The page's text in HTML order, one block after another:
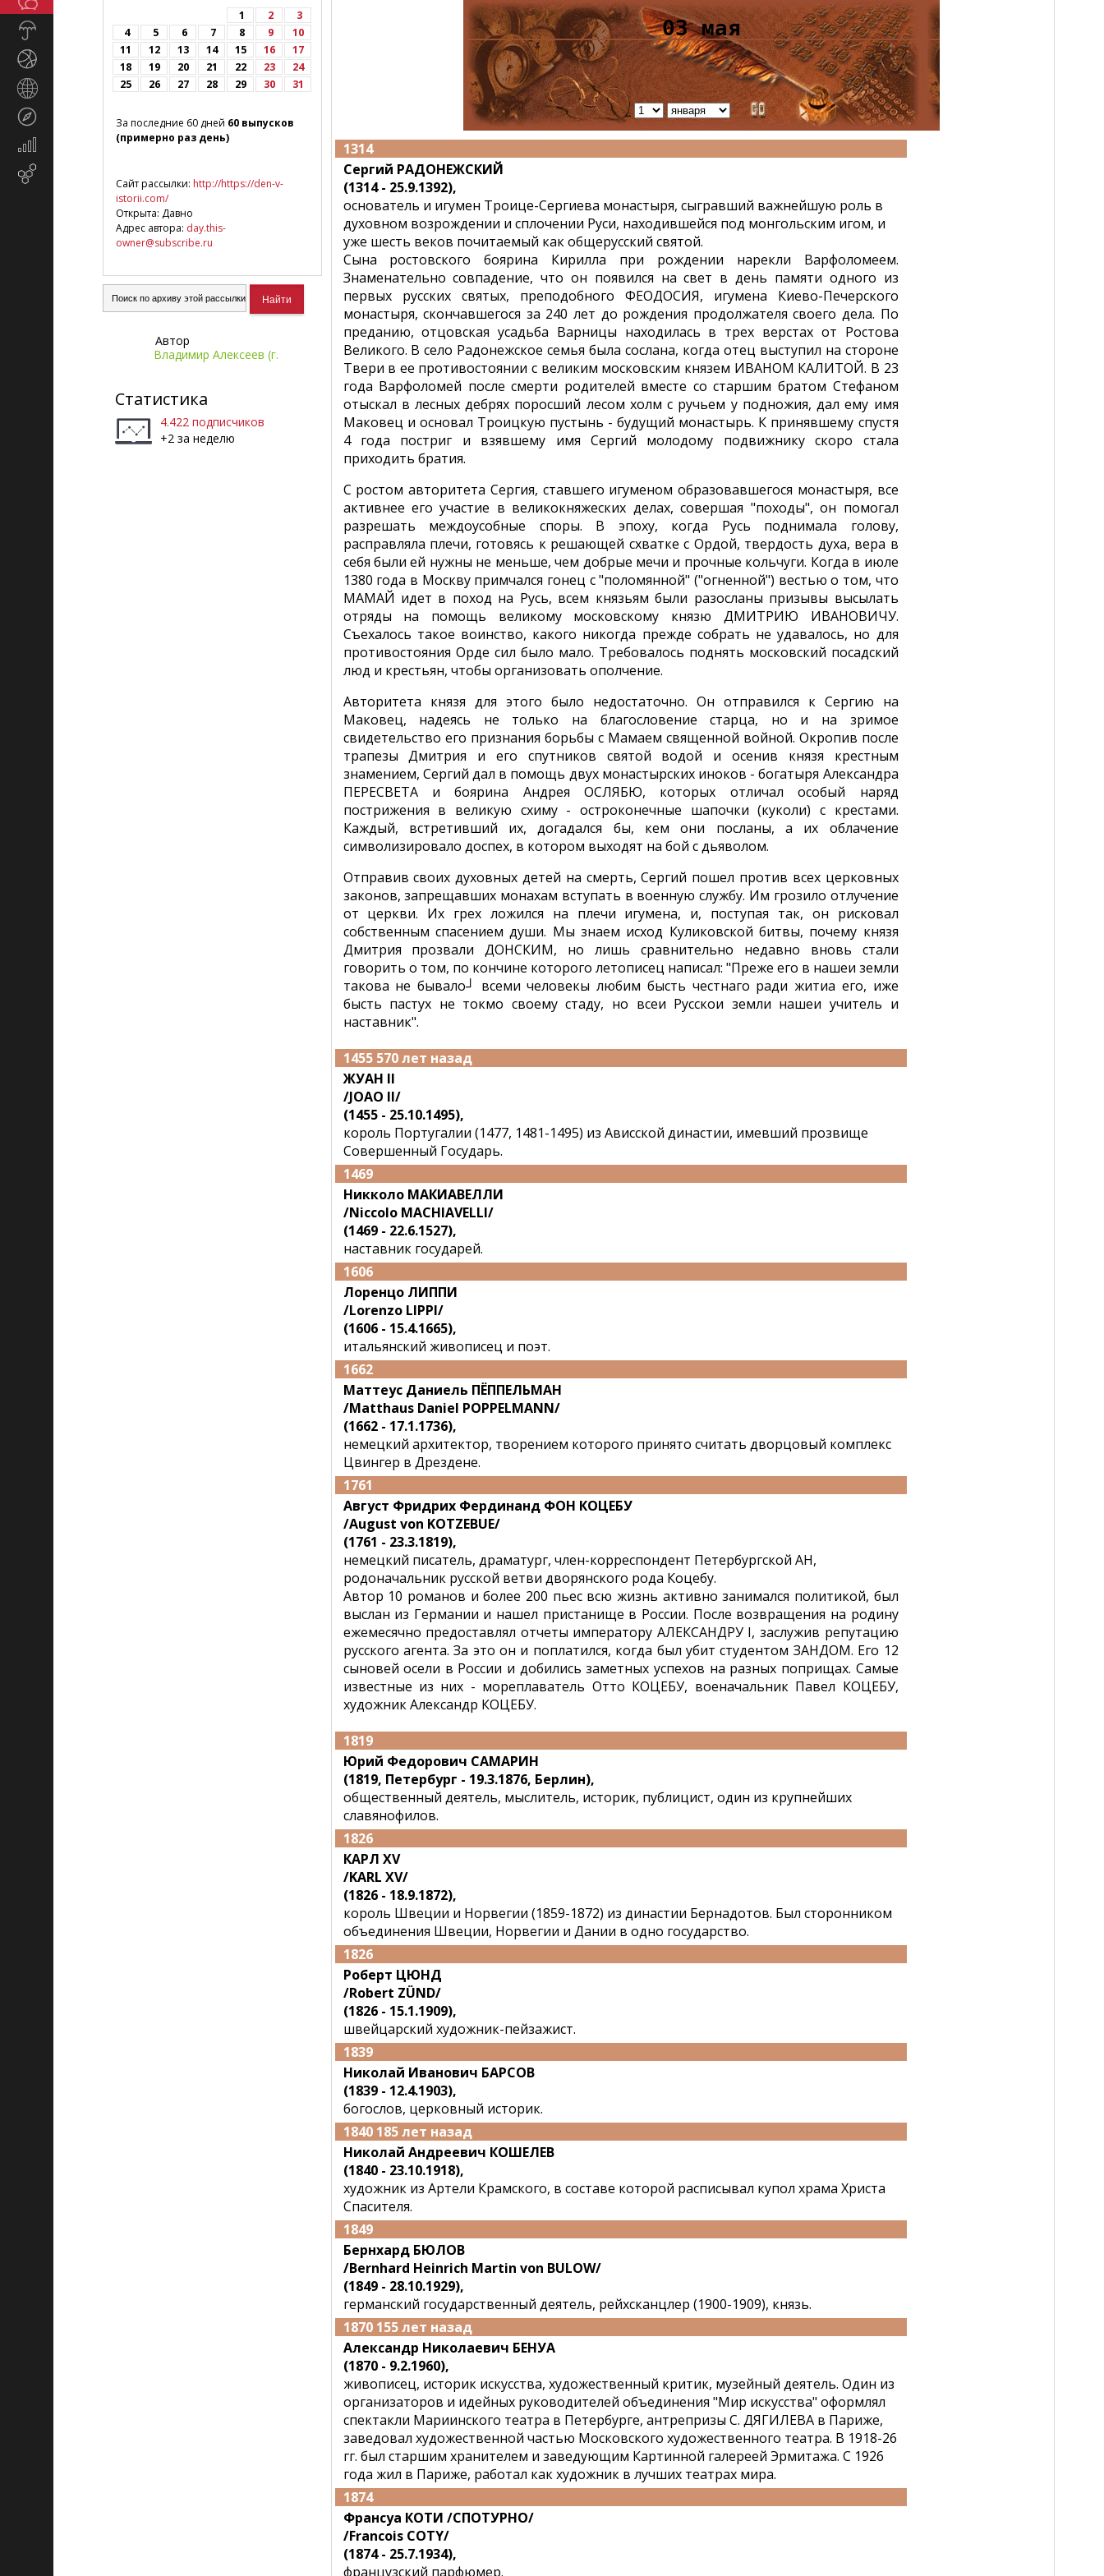
Экономика
маркетинг
1 2
3
4
5 6 7 8 9
10
11
12 13 14 15 16
17
18
19 20 21 22 23
24
25
26 27 28 29 30 31
За последние 60 дней 60 выпусков
(примерно раз день)
Сайт рассылки: http://https://den-v-
istorii.com/
Открыта: Давно
Адрес автора: day.this-
owner@subscribe.ru
Автор
Владимир Алексеев (г.
Статистика
4.422 подписчиков
+2 за неделю
03 мая
1314
Сергий РАДОНЕЖСКИЙ
(1314 - 25.9.1392),
основатель и игумен Троице-Сергиева монастыря, сыгравший важнейшую роль в
духовном возрождении и сплочении Руси, находившейся под монгольским игом, и
уже шесть веков почитаемый как общерусский святой.
Сына ростовского боярина Кирилла при рождении нарекли Варфоломеем.
Знаменательно совпадение, что он появился на свет в день памяти одного из
первых русских святых, преподобного ФЕОДОСИЯ, игумена Киево-Печерского
монастыря, скончавшегося за 240 лет до рождения продолжателя своего дела. По
преданию, отцовская усадьба Варницы находилась в трех верстах от Ростова
Великого. В село Радонежское семья была сослана, когда отец выступил на стороне
Твери в ее противостоянии с великим московским князем ИВАНОМ КАЛИТОЙ. В 23
года Варфоломей после смерти родителей вместе со старшим братом Стефаном
отыскал в лесных дебрях поросший лесом холм с ручьем у подножия, дал ему имя
Маковец и основал Троицкую пустынь - будущий монастырь. К принявшему спустя
4 года постриг и взявшему имя Сергий молодому подвижнику скоро стала
приходить братия.
С ростом авторитета Сергия, ставшего игуменом образовавшегося монастыря, все
активнее его участие в великокняжеских делах, совершая "походы", он помогал
разрешать междоусобные споры. В эпоху, когда Русь поднимала голову,
расправляла плечи, готовясь к решающей схватке с Ордой, твердость духа, вера в
себя были ей нужны не меньше, чем добрые мечи и прочные кольчуги. Когда в июле
1380 года в Москву примчался гонец с "поломянной" ("огненной") вестью о том, что
МАМАЙ идет в поход на Русь, всем князьям были разосланы призывы высылать
отряды на помощь великому московскому князю ДМИТРИЮ ИВАНОВИЧУ.
Съехалось такое воинство, какого никогда прежде собрать не удавалось, но для
противостояния Орде сил было мало. Требовалось поднять московский посадский
люд и крестьян, чтобы организовать ополчение.
Авторитета князя для этого было недостаточно. Он отправился к Сергию на
Маковец, надеясь не только на благословение старца, но и на зримое
свидетельство его признания борьбы с Мамаем священной войной. Окропив после
трапезы Дмитрия и его спутников святой водой и осенив князя крестным
знамением, Сергий дал в помощь двух монастырских иноков - богатыря Александра
ПЕРЕСВЕТА и боярина Андрея ОСЛЯБЮ, которых отличал особый наряд
пострижения в великую схиму - остроконечные шапочки (куколи) с крестами.
Каждый, встретивший их, догадался бы, кем они посланы, а их облачение
символизировало доспех, в котором выходят на бой с дьяволом.
Отправив своих духовных детей на смерть, Сергий пошел против всех церковных
законов, запрещавших монахам вступать в военную службу. Им грозило отлучение
от церкви. Их грех ложился на плечи игумена, и, поступая так, он рисковал
собственным спасением души. Мы знаем исход Куликовской битвы, почему князя
Дмитрия прозвали ДОНСКИМ, но лишь сравнительно недавно вновь стали
говорить о том, по кончине которого летописец написал: "Преже его в нашеи земли
такова не бывало┘ всеми человекы любим бысть честнаго ради житиа его, иже
бысть пастух не токмо своему стаду, но всеи Русскои земли нашеи учитель и
наставник".
1455 570 лет назад
ЖУАН II
/JOAO II/
(1455 - 25.10.1495),
король Португалии (1477, 1481-1495) из Ависской династии, имевший прозвище
Совершенный Государь.
1469
Никколо МАКИАВЕЛЛИ
/Niccolo MACHIAVELLI/
(1469 - 22.6.1527),
наставник государей.
1606
Лоренцо ЛИППИ
/Lorenzo LIPPI/
(1606 - 15.4.1665),
итальянский живописец и поэт.
1662
Маттеус Даниель ПЁППЕЛЬМАН
/Matthaus Daniel POPPELMANN/
(1662 - 17.1.1736),
немецкий архитектор, творением которого принято считать дворцовый комплекс
Цвингер в Дрездене.
1761
Август Фридрих Фердинанд ФОН КОЦЕБУ
/August von KOTZEBUE/
(1761 - 23.3.1819),
немецкий писатель, драматург, член-корреспондент Петербургской АН,
родоначальник русской ветви дворянского рода Коцебу.
Автор 10 романов и более 200 пьес всю жизнь активно занимался политикой, был
выслан из Германии и нашел пристанище в России. После возвращения на родину
ежемесячно предоставлял отчеты императору АЛЕКСАНДРУ I, заслужив репутацию
русского агента. За это он и поплатился, когда был убит студентом ЗАНДОМ. Его 12
сыновей осели в России и добились заметных успехов на разных поприщах. Самые
известные из них - мореплаватель Отто КОЦЕБУ, военачальник Павел КОЦЕБУ,
художник Александр КОЦЕБУ.
1819
Юрий Федорович САМАРИН
(1819, Петербург - 19.3.1876, Берлин),
общественный деятель, мыслитель, историк, публицист, один из крупнейших
славянофилов.
1826
КАРЛ XV
/KARL XV/
(1826 - 18.9.1872),
король Швеции и Норвегии (1859-1872) из династии Бернадотов. Был сторонником
объединения Швеции, Норвегии и Дании в одно государство.
1826
Роберт ЦЮНД
/Robert ZÜND/
(1826 - 15.1.1909),
швейцарский художник-пейзажист.
1839
Николай Иванович БАРСОВ
(1839 - 12.4.1903),
богослов, церковный историк.
1840 185 лет назад
Николай Андреевич КОШЕЛЕВ
(1840 - 23.10.1918),
художник из Артели Крамского, в составе которой расписывал купол храма Христа
Спасителя.
1849
Бернхард БЮЛОВ
/Bernhard Heinrich Martin von BULOW/
(1849 - 28.10.1929),
германский государственный деятель, рейхсканцлер (1900-1909), князь.
1870 155 лет назад
Александр Николаевич БЕНУА
(1870 - 9.2.1960),
живописец, историк искусства, художественный критик, музейный деятель. Один из
организаторов и идейных руководителей объединения "Мир искусства" оформлял
спектакли Мариинского театра в Петербурге, антрепризы С. ДЯГИЛЕВА в Париже,
заведовал художественной частью Московского художественного театра. В 1918-26
гг. был старшим хранителем и заведующим Картинной галереей Эрмитажа. С 1926
года жил в Париже, работал как художник в лучших театрах мира.
1874
Франсуа КОТИ /СПОТУРНО/
/Francois COTY/
(1874 - 25.7.1934),
французский парфюмер.